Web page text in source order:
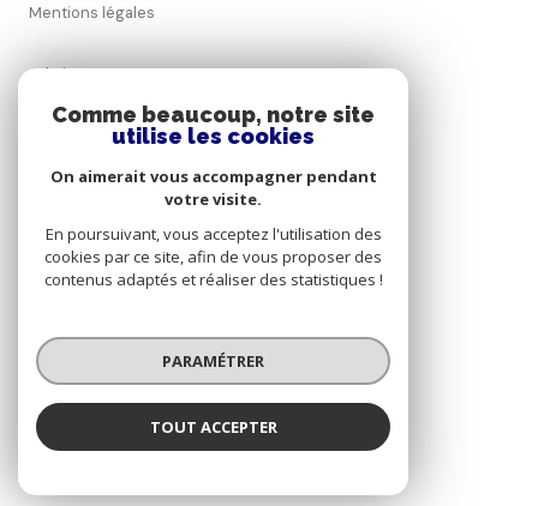
Mentions légales
Admin
Nos honoraires
Cookies
© 2026 | Tous droits réservés
Réalisé par
Comme beaucoup, notre site
utilise les cookies
On aimerait vous accompagner pendant
votre visite.
En poursuivant, vous acceptez l'utilisation des
cookies par ce site, afin de vous proposer des
contenus adaptés et réaliser des statistiques !
PARAMÉTRER
TOUT ACCEPTER